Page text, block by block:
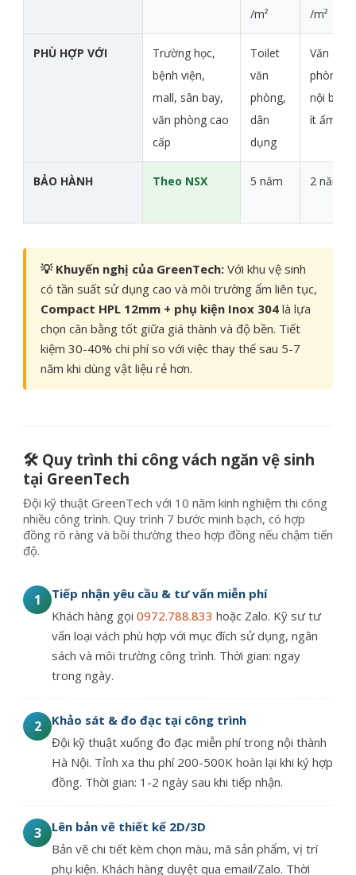
/m²
/m²
PHÙ HỢP VỚI
Trường học,
bệnh viện,
mall, sân bay,
văn phòng cao
cấp
Toilet
văn
phòng,
dân
dụng
Văn
phòng
nội bộ,
ít ẩm
BẢO HÀNH Theo NSX 5 năm 2 năm
💡 Khuyến nghị của GreenTech: Với khu vệ sinh
có tần suất sử dụng cao và môi trường ẩm liên tục,
Compact HPL 12mm + phụ kiện Inox 304 là lựa
chọn cân bằng tốt giữa giá thành và độ bền. Tiết
kiệm 30-40% chi phí so với việc thay thế sau 5-7
năm khi dùng vật liệu rẻ hơn.
🛠️ Quy trình thi công vách ngăn vệ sinh
tại GreenTech
Đội kỹ thuật GreenTech với 10 năm kinh nghiệm thi công
nhiều công trình. Quy trình 7 bước minh bạch, có hợp
đồng rõ ràng và bồi thường theo hợp đồng nếu chậm tiến
độ.
1
Tiếp nhận yêu cầu & tư vấn miễn phí
Khách hàng gọi 0972.788.833 hoặc Zalo. Kỹ sư tư
vấn loại vách phù hợp với mục đích sử dụng, ngân
sách và môi trường công trình. Thời gian: ngay
trong ngày.
2
Khảo sát & đo đạc tại công trình
Đội kỹ thuật xuống đo đạc miễn phí trong nội thành
Hà Nội. Tỉnh xa thu phí 200-500K hoàn lại khi ký hợp
đồng. Thời gian: 1-2 ngày sau khi tiếp nhận.
3
Lên bản vẽ thiết kế 2D/3D
Bản vẽ chi tiết kèm chọn màu, mã sản phẩm, vị trí
phụ kiện. Khách hàng duyệt qua email/Zalo. Thời